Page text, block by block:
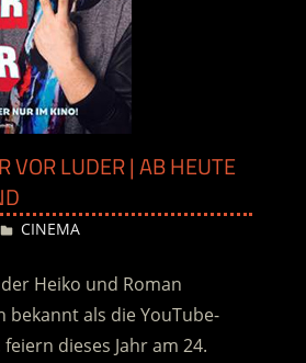
VOR LUDER | AB HEUTE
Desiree
CINEMA
Heiko und Roman
bekannt als die YouTube-
dieses Jahr am 24.